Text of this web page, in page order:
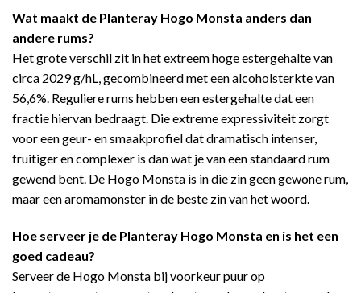
Wat maakt de Planteray Hogo Monsta anders dan
andere rums?
Het grote verschil zit in het extreem hoge estergehalte van
circa 2029 g/hL, gecombineerd met een alcoholsterkte van
56,6%. Reguliere rums hebben een estergehalte dat een
fractie hiervan bedraagt. Die extreme expressiviteit zorgt
voor een geur- en smaakprofiel dat dramatisch intenser,
fruitiger en complexer is dan wat je van een standaard rum
gewend bent. De Hogo Monsta is in die zin geen gewone rum,
maar een aromamonster in de beste zin van het woord.
Hoe serveer je de Planteray Hogo Monsta en is het een
goed cadeau?
Serveer de Hogo Monsta bij voorkeur puur op